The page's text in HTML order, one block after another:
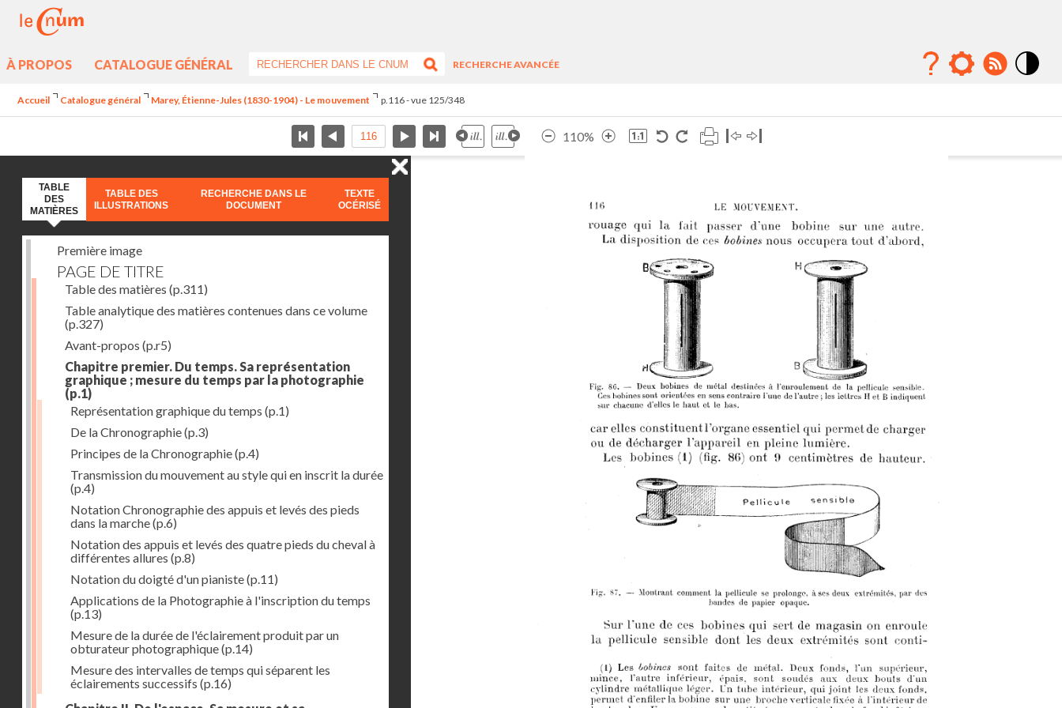
À PROPOS CATALOGUE GÉNÉRAL
RECHERCHE AVANCÉE
Accueil Catalogue général Marey, Étienne-Jules (1830-1904) - Le mouvement p.116 - vue 125/348
110%
TABLE
DES
MATIÈRES
TABLE DES
ILLUSTRATIONS
RECHERCHE DANS LE
DOCUMENT
TEXTE
OCÉRISÉ
Première image
PAGE DE TITRE
Table des matières (p.311)
Table analytique des matières contenues dans ce volume
(p.327)
Avant-propos (p.r5)
Chapitre premier. Du temps. Sa représentation
graphique ; mesure du temps par la photographie
(p.1)
Représentation graphique du temps (p.1)
De la Chronographie(p.3)
Principes de la Chronographie(p.4)
Transmission du mouvement au style qui en inscrit la durée
(p.4)
Notation Chronographie des appuis et levés des pieds
dans la marche(p.6)
Notation des appuis et levés des quatre pieds du cheval à
différentes allures (p.8)
Notation du doigté d'un pianiste(p.11)
Applications de la Photographie à l'inscription du temps
(p.13)
Mesure de la durée de l'éclairement produit par un
obturateur photographique(p.14)
Mesure des intervalles de temps qui séparent les
éclairements successifs (p.16)